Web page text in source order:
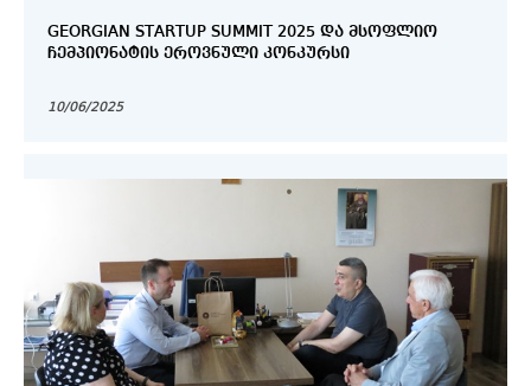
GEORGIAN STARTUP SUMMIT 2025 ᲓᲐ ᲛᲡᲝᲤᲚᲘᲝ
ᲩᲔᲛᲞᲘᲝᲜᲐᲢᲘᲡ ᲔᲠᲝᲕᲜᲣᲚᲘ ᲙᲝᲜᲙᲣᲠᲡᲘ
10/06/2025